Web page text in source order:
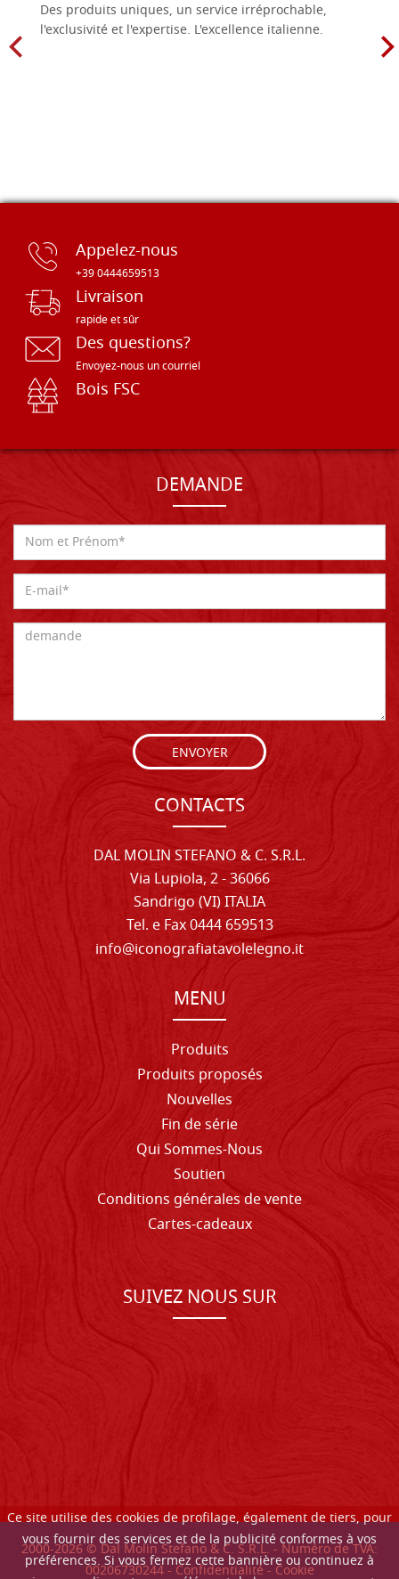
Ce site utilise des cookies de profilage, également de tiers, pour
vous fournir des services et de la publicité conformes à vos
préférences. Si vous fermez cette bannière ou continuez à
Des produits uniques, un service irréprochable,
l'exclusivité et l'expertise. L'excellence italienne.
Appelez-nous
+39 0444659513
Livraison
rapide et sûr
Des questions?
Envoyez-nous un courriel
Bois FSC
DEMANDE
ENVOYER
CONTACTS
DAL MOLIN STEFANO & C. S.R.L.
Via Lupiola, 2 - 36066
Sandrigo (VI) ITALIA
Tel. e Fax 0444 659513
info@iconografiatavolelegno.it
MENU
Produits
Produits proposés
Nouvelles
Fin de série
Qui Sommes-Nous
Soutien
Conditions générales de vente
Cartes-cadeaux
SUIVEZ NOUS SUR
2000-2026© Dal Molin Stefano & C. S.R.L. - Numéro de TVA:
00206730244 -Confidentialité-Cookie